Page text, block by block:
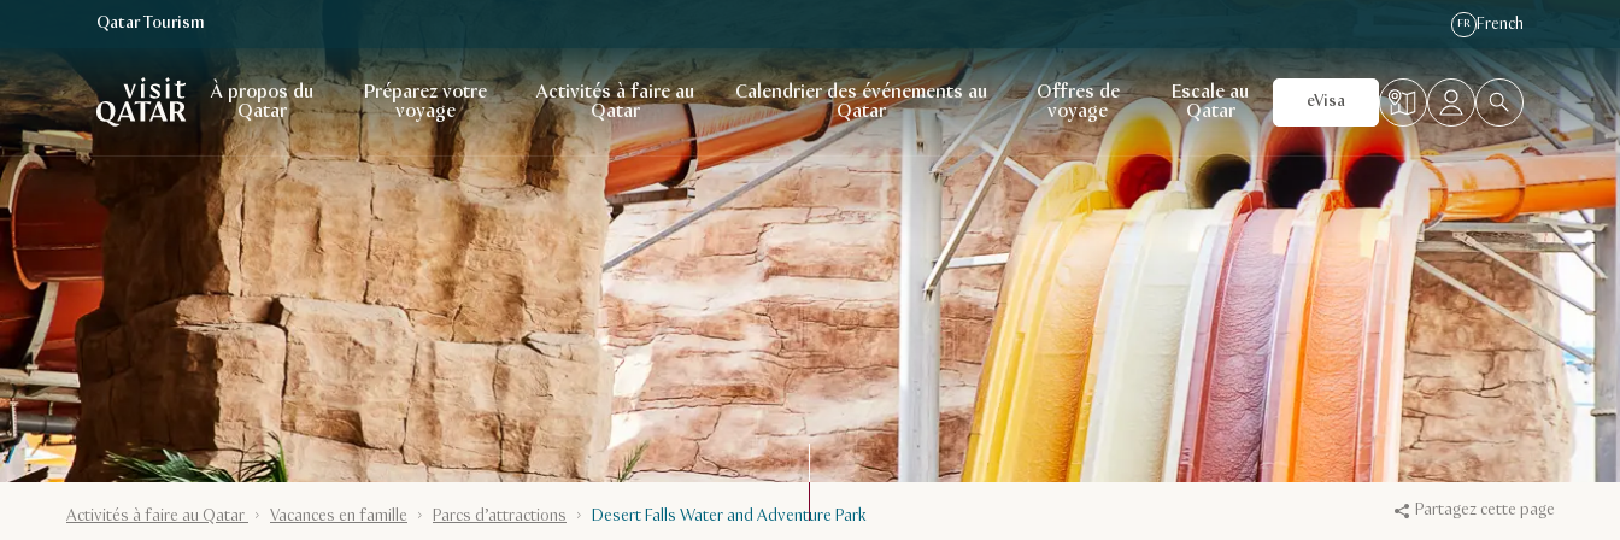
Page d’accueil de Visit Qatar
Qatar Tourism FR French
À propos du
Qatar
Préparez votre
voyage
Activités à faire au
Qatar
Calendrier des événements au
Qatar
Offres de
voyage
Escale au
Qatar eVisa
Activités à faire au Qatar Vacances en famille Parcs d’attractions Desert Falls Water and Adventure Park Partagez cette page